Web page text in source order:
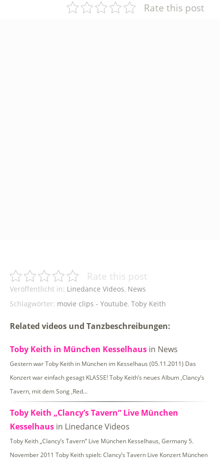
Rate this post
Rate this post
Veröffentlicht in: Linedance Videos, News
Schlagwörter: movie clips - Youtube, Toby Keith
Related videos und Tanzbeschreibungen:
Toby Keith in München Kesselhaus in News
Gestern war Toby Keith in München im Kesselhaus (05.11.2011) Das
Konzert war einfach gesagt KLASSE! Toby Keith’s neues Album ‚Clancy’s
Tavern‚ mit dem Song ‚Red…
Toby Keith „Clancy’s Tavern“ Live München
Kesselhaus in Linedance Videos
Toby Keith „Clancy’s Tavern“ Live München Kesselhaus, Germany 5.
November 2011 Toby Keith spielt: Clancy’s Tavern Live Konzert München